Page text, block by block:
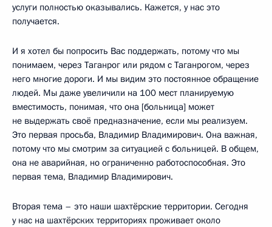
услуги полностью оказывались. Кажется, у нас это
получается.
И я хотел бы попросить Вас поддержать, потому что мы
понимаем, через Таганрог или рядом с Таганрогом, через
него многие дороги. И мы видим это постоянное обращение
людей. Мы даже увеличили на 100 мест планируемую
вместимость, понимая, что она [больница] может
не выдержать своё предназначение, если мы реализуем.
Это первая просьба, Владимир Владимирович. Она важная,
потому что мы смотрим за ситуацией с больницей. В общем,
она не аварийная, но ограниченно работоспособная. Это
первая тема, Владимир Владимирович.
Вторая тема – это наши шахтёрские территории. Сегодня
у нас на шахтёрских территориях проживает около